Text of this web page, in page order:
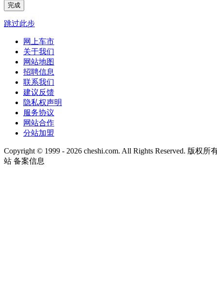
跳过此步
网上车市
关于我们
网站地图
招聘信息
联系我们
建议反馈
隐私权声明
服务协议
网站合作
分站加盟
Copyright © 1999 - 2026 cheshi.com. All Rights Reserved. 版权
站 备案信息